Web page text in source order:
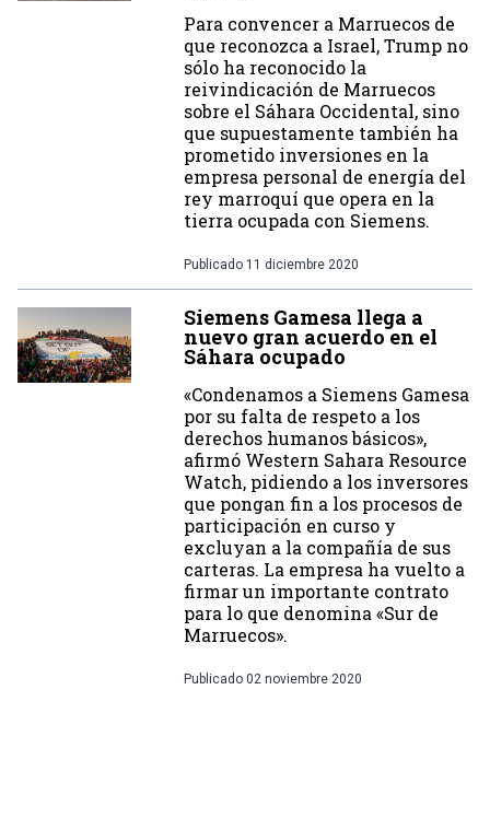
Para convencer a Marruecos de
que reconozca a Israel, Trump no
sólo ha reconocido la
reivindicación de Marruecos
sobre el Sáhara Occidental, sino
que supuestamente también ha
prometido inversiones en la
empresa personal de energía del
rey marroquí que opera en la
tierra ocupada con Siemens.
Publicado 11 diciembre 2020
Siemens Gamesa llega a
nuevo gran acuerdo en el
Sáhara ocupado
«Condenamos a Siemens Gamesa
por su falta de respeto a los
derechos humanos básicos»,
afirmó Western Sahara Resource
Watch, pidiendo a los inversores
que pongan fin a los procesos de
participación en curso y
excluyan a la compañía de sus
carteras. La empresa ha vuelto a
firmar un importante contrato
para lo que denomina «Sur de
Marruecos».
Publicado 02 noviembre 2020